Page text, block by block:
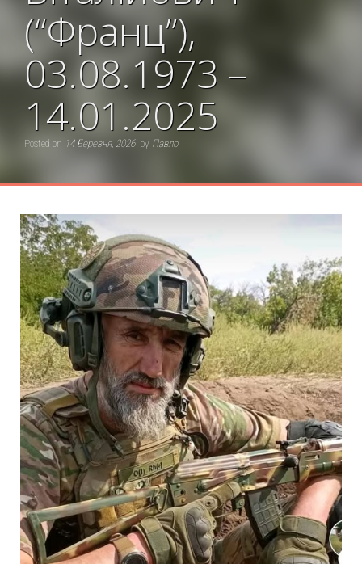
(“Франц”),
03.08.1973 –
14.01.2025
Posted on 14 Березня, 2026 by Павло